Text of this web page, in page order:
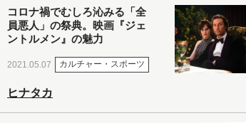
コロナ禍でむしろ沁みる「全
員悪人」の祭典。映画『ジェ
ントルメン』の魅力
2021.05.07 カルチャー・スポーツ
ヒナタカ